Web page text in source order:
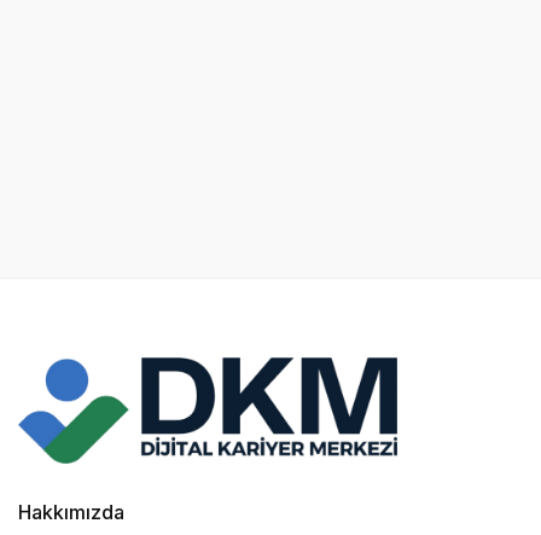
Hakkımızda